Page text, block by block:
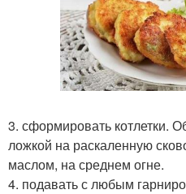
3. сформировать котлетки.
ложкой на раскаленную
маслом, на среднем огне.
4. подавать с любым